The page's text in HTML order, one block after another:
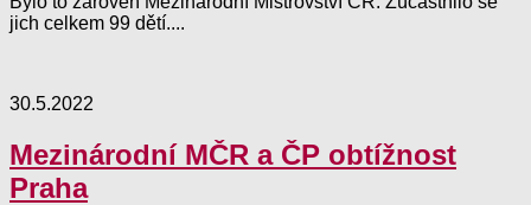
jich celkem 99 dětí....
30.5.2022
Mezinárodní MČR a ČP obtížnost
Praha